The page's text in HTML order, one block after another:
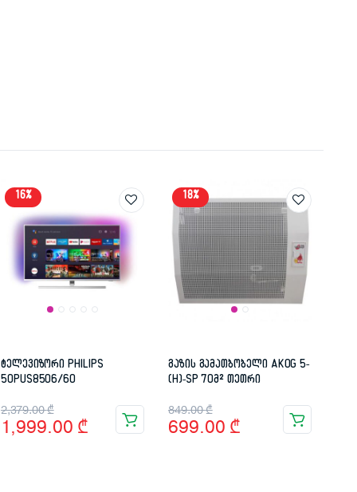
16%
ტელევიზორი PHILIPS
50PUS8506/60
2,379.00₾
Original
price
1,999.00 ₾
Current
price
18%
გაზის გამათბობელი AKOG 5-
(H)-SP 70მ² თეთრი
849.00₾
Original
price
699.00 ₾
Current
price